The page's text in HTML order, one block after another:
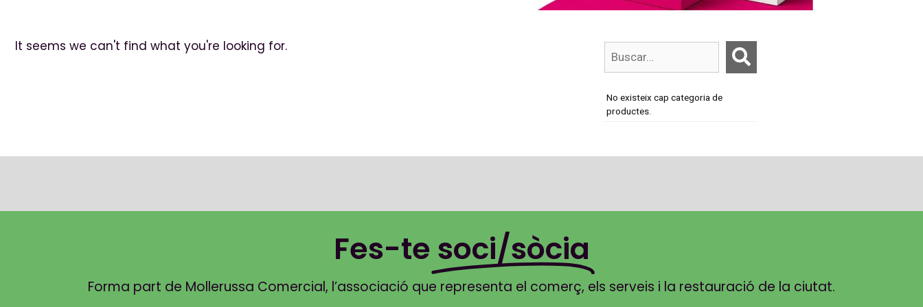
It seems we can't find what you're looking for.
No existeix cap categoria de
productes.
Fes-te soci/sòcia
Forma part de Mollerussa Comercial, l’associació que representa el comerç, els serveis i la restauració de la ciutat.